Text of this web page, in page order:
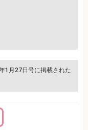
1月27日号に掲載された